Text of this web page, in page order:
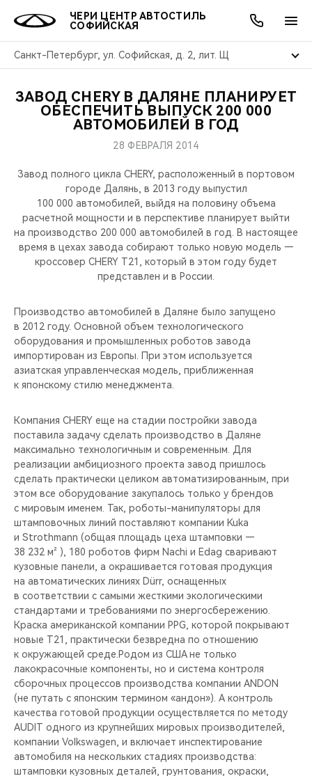
ЧЕРИ ЦЕНТР АВТОСТИЛЬ
СОФИЙСКАЯ
Санкт-Петербург, ул. Софийская, д. 2, лит. Щ
МОДЕЛИ
КРОССОВЕРЫ
СЕДАНЫ
НОВИНКИ
ПОКУПАТЕЛЯМ
КРЕДИТ И СТРАХОВАНИЕ
ВЛАДЕЛЬЦАМ
ЗАПЧАСТИ И АКСЕССУАРЫ
ПОДДЕРЖКА
МИР CHERY
О БРЕНДЕ
CHERY В СОЦСЕТЯХ
БЛАГОТВОРИТЕЛЬНОСТЬ
CHERY REMOTE
CHERY И СПОРТ
НАШИ МЕРОПРИЯТИЯ
ВИДЕООБЗОРЫ
CHERY ДЛЯ ДЕТЕЙ
АКЦИИ
ОНЛАЙН СЕРВИСЫ
КРЕДИТ
О КОМПАНИИ
МЫ В СОЦСЕТЯХ
ЗАВОД CHERY В ДАЛЯНЕ ПЛАНИРУЕТ
ОБЕСПЕЧИТЬ ВЫПУСК 200 000
АВТОМОБИЛЕЙ В ГОД
28 ФЕВРАЛЯ 2014
Завод полного цикла CHERY, расположенный в портовом
городе Далянь, в 2013 году выпустил
100 000 автомобилей, выйдя на половину объема
расчетной мощности и в перспективе планирует выйти
на производство 200 000 автомобилей в год. В настоящее
время в цехах завода собирают только новую модель —
кроссовер CHERY T21, который в этом году будет
представлен и в России.
Производство автомобилей в Даляне было запущено
в 2012 году. Основной объем технологического
оборудования и промышленных роботов завода
импортирован из Европы. При этом используется
азиатская управленческая модель, приближенная
к японскому стилю менеджмента.
Компания CHERY еще на стадии постройки завода
поставила задачу сделать производство в Даляне
максимально технологичным и современным. Для
реализации амбициозного проекта завод пришлось
сделать практически целиком автоматизированным, при
этом все оборудование закупалось только у брендов
с мировым именем. Так, роботы-манипуляторы для
штамповочных линий поставляют компании Kuka
и Strothmann (общая площадь цеха штамповки —
38 232 м² ), 180 роботов фирм Nachi и Edag сваривают
кузовные панели, а окрашивается готовая продукция
на автоматических линиях Dürr, оснащенных
в соответствии с самыми жесткими экологическими
стандартами и требованиями по энергосбережению.
Краска американской компании PPG, которой покрывают
новые T21, практически безвредна по отношению
к окружающей среде.Родом из США не только
лакокрасочные компоненты, но и система контроля
сборочных процессов производства компании ANDON
(не путать с японским термином «андон»). А контроль
качества готовой продукции осуществляется по методу
AUDIT одного из крупнейших мировых производителей,
компании Volkswagen, и включает инспектирование
автомобиля на нескольких стадиях производства:
штамповки кузовных деталей, грунтования, окраски,